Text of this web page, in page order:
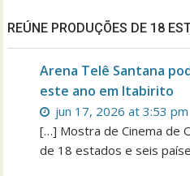
REÚNE PRODUÇÕES DE 18
Arena Telê Santana
este ano em Itabirito
jun 17, 2026 at 3:53 pm
[…] Mostra de Cinema de
de 18 estados e seis